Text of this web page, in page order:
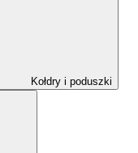
Kołdry i poduszki